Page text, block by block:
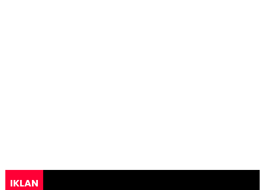
IKLAN